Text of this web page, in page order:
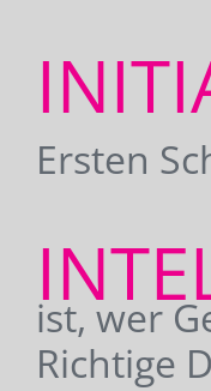
Ersten
ist, wer
Richtige